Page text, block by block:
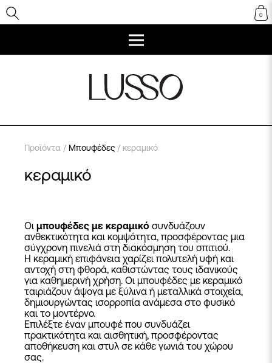
0
Προϊόντα / Μπουφέδες / κεραμικό
κεραμικό
Οι μπουφέδες με κεραμικό συνδυάζουν
ανθεκτικότητα και κομψότητα, προσφέροντας μια
σύγχρονη πινελιά στη διακόσμηση του σπιτιού.
Η κεραμική επιφάνεια χαρίζει πολυτελή υφή και
αντοχή στη φθορά, καθιστώντας τους ιδανικούς
για καθημερινή χρήση. Οι μπουφέδες με κεραμικό
ταιριάζουν άψογα με ξύλινα ή μεταλλικά στοιχεία,
δημιουργώντας ισορροπία ανάμεσα στο φυσικό
και το μοντέρνο.
Επιλέξτε έναν μπουφέ που συνδυάζει
πρακτικότητα και αισθητική, προσφέροντας
αποθήκευση και στυλ σε κάθε γωνιά του χώρου
σας.